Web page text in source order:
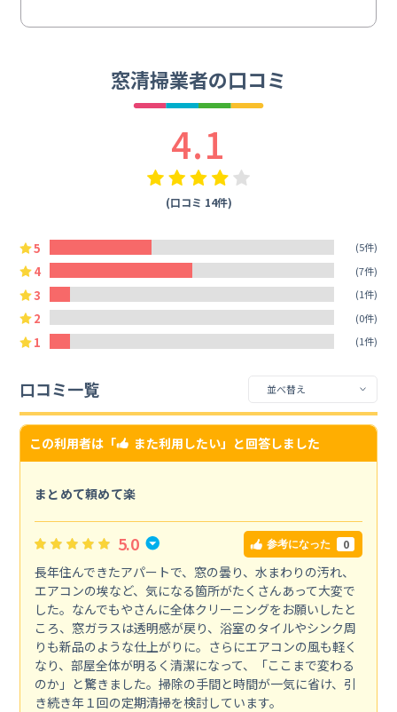
窓清掃業者の口コミ
4.1
(口コミ 14件)
5 (5件)
4 (7件)
3 (1件)
2 (0件)
1 (1件)
口コミ一覧
この利用者は「 また利用したい」と回答しました
まとめて頼めて楽
5.0 参考になった 0
長年住んできたアパートで、窓の曇り、水まわりの汚れ、
エアコンの埃など、気になる箇所がたくさんあって大変で
した。なんでもやさんに全体クリーニングをお願いしたと
ころ、窓ガラスは透明感が戻り、浴室のタイルやシンク周
りも新品のような仕上がりに。さらにエアコンの風も軽く
なり、部屋全体が明るく清潔になって、「ここまで変わる
のか」と驚きました。掃除の手間と時間が一気に省け、引
き続き年１回の定期清掃を検討しています。